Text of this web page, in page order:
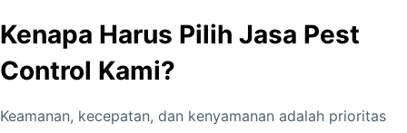
Kenapa Harus Pilih Jasa Pest
Control Kami?
Keamanan, kecepatan, dan kenyamanan adalah prioritas